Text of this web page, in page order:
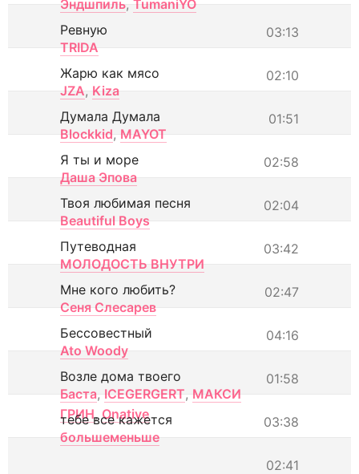
Эндшпиль, TumaniYO
03:13
Ревную
TRIDA
02:10
Жарю как мясо
JZA, Kiza
01:51
Думала Думала
Blockkid, MAYOT
02:58
Я ты и море
Даша Эпова
02:04
Твоя любимая песня
Beautiful Boys
03:42
Путеводная
МОЛОДОСТЬ ВНУТРИ
02:47
Мне кого любить?
Сеня Слесарев
04:16
Бессовестный
Ato Woody
01:58
Возле дома твоего
Баста, ICEGERGERT, МАКСИ
ГРИН, Onative 03:38
тебе все кажется
большеменьше
02:41